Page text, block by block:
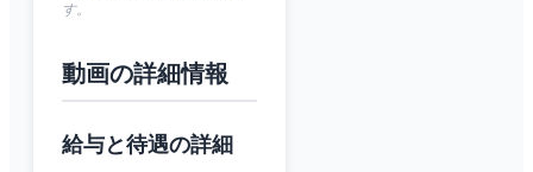
す。
動画の詳細情報
給与と待遇の詳細